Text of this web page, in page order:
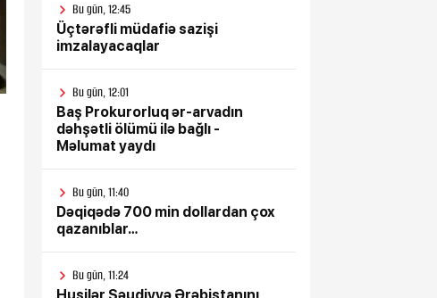
Bu gün, 12:45
Üçtərəfli müdafiə sazişi
imzalayacaqlar
Bu gün, 12:01
Baş Prokurorluq ər-arvadın
dəhşətli ölümü ilə bağlı -
Məlumat yaydı
Bu gün, 11:40
Dəqiqədə 700 min dollardan çox
qazanıblar…
Bu gün, 11:24